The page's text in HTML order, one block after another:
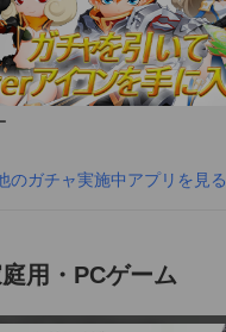
のガチャ実施中アプリを見る
用・PCゲーム